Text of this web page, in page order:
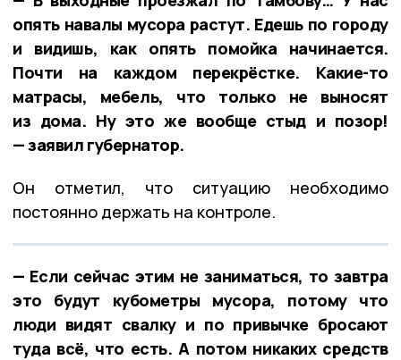
опять навалы мусора растут. Едешь по городу
и видишь, как опять помойка начинается.
Почти на каждом перекрёстке. Какие-то
матрасы, мебель, что только не выносят
из дома. Ну это же вообще стыд и позор!
— заявил губернатор.
Он отметил, что ситуацию необходимо
постоянно держать на контроле.
— Если сейчас этим не заниматься, то завтра
это будут кубометры мусора, потому что
люди видят свалку и по привычке бросают
туда всё, что есть. А потом никаких средств